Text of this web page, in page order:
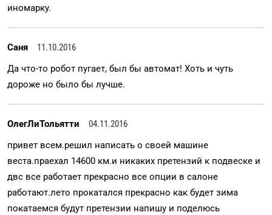
иномарку.
Саня
11.10.2016
Да что-то робот пугает, был бы автомат! Хоть и чуть
дороже но было бы лучше.
ОлегЛиТольятти
04.11.2016
привет всем.решил написать о своей машине
веста.праехал 14600 км.и никаких претензий к подвеске и
двс все работает прекрасно все опции в салоне
работают.лето прокатался прекрасно как будет зима
покатаемся будут претензии напишу и поделюсь